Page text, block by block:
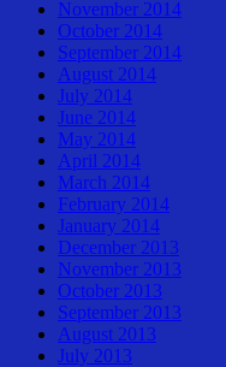
November 2014
October 2014
September 2014
August 2014
July 2014
June 2014
May 2014
April 2014
March 2014
February 2014
January 2014
December 2013
November 2013
October 2013
September 2013
August 2013
July 2013